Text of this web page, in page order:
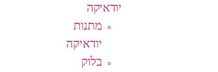
יודאיקה
מתנות
יודאיקה
בלוק